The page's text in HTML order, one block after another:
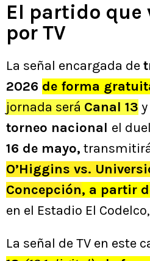
El partido que
por TV
La señal encargada de
2026 de forma
jornada será Canal 13
torneo nacional el
16 de mayo,
O’Higgins vs.
Concepción, a partir
en el Estadio El
La señal de TV en este